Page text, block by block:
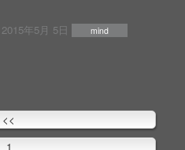
2015年5月 5日 mind
<<
1